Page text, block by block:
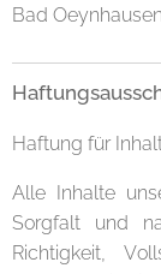
Bad
Haftung für
Alle Inhalte
Sorgfalt und
Richtigkeit,